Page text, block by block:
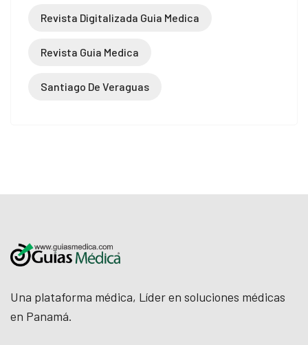
Revista Digitalizada Guia Medica
Revista Guia Medica
Santiago De Veraguas
Una plataforma médica, Líder en soluciones médicas
en Panamá.